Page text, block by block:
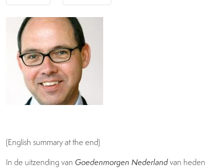
(English summary at the end)
In de uitzending van Goedenmorgen Nederlandvan heden